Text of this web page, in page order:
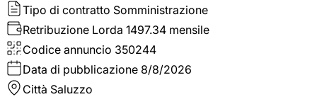
Tipo di contratto Somministrazione
Retribuzione Lorda 1497.34 mensile
Codice annuncio 350244
Data di pubblicazione 8/8/2026
Città Saluzzo